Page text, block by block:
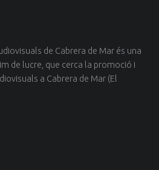
de Cabrera de Mar és una
de lucre, que cerca la promoció i
a Cabrera de Mar (El